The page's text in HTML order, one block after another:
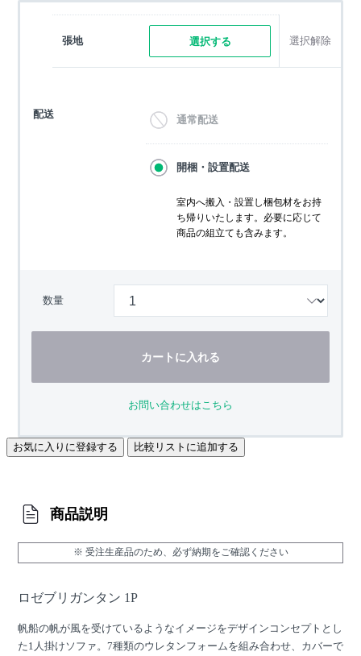
張地 選択する 選択解除
配送 通常配送
開梱・設置配送
室内へ搬入・設置し梱包材をお持
ち帰りいたします。必要に応じて
商品の組立ても含みます。
数量
カートに入れる
お問い合わせはこちら
お気に入りに登録する 比較リストに追加する
商品説明
※ 受注生産品のため、必ず納期をご確認ください
ロゼブリガンタン 1P
帆船の帆が風を受けているようなイメージをデザインコンセプトとし
た1人掛けソファ。7種類のウレタンフォームを組み合わせ、カバーで